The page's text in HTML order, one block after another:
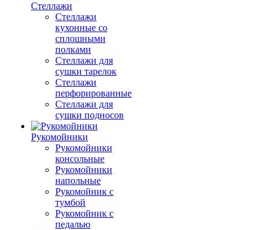
Стеллажи
Стеллажи
кухонные со
сплошными
полками
Стеллажи для
сушки тарелок
Стеллажи
перфорированные
Стеллажи для
сушки подносов
Рукомойники
Рукомойники
консольные
Рукомойники
напольные
Рукомойник с
тумбой
Рукомойник с
педалью